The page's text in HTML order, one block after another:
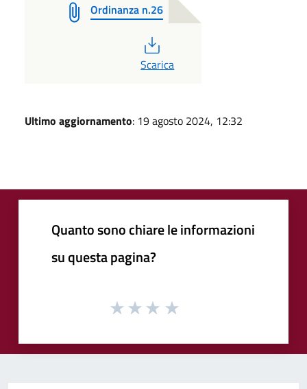
Ordinanza n.26
PDF
Scarica
Ultimo aggiornamento: 19 agosto 2024, 12:32
Quanto sono chiare le informazioni
su questa pagina?